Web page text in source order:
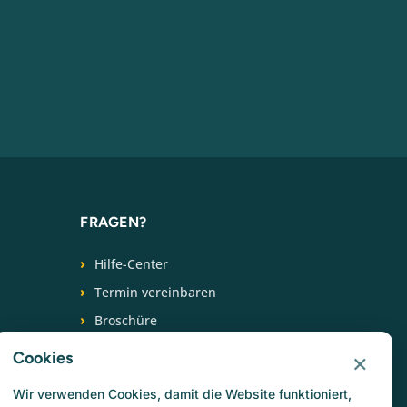
FRAGEN?
Hilfe-Center
Termin vereinbaren
Broschüre
FOLGEN SIE UNS
Cookies ×
Wir verwenden Cookies, damit die Website funktioniert,